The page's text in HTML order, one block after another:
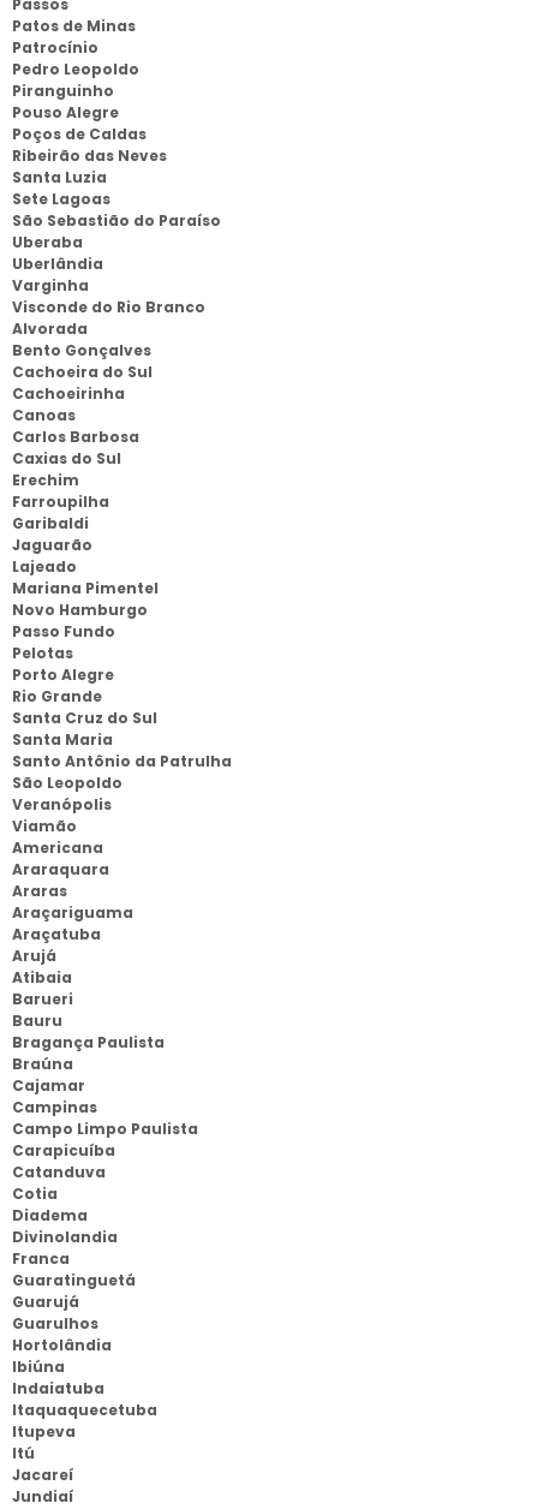
Passos
Patos de Minas
Patrocínio
Pedro Leopoldo
Piranguinho
Pouso Alegre
Poços de Caldas
Ribeirão das Neves
Santa Luzia
Sete Lagoas
São Sebastião do Paraíso
Uberaba
Uberlândia
Varginha
Visconde do Rio Branco
Alvorada
Bento Gonçalves
Cachoeira do Sul
Cachoeirinha
Canoas
Carlos Barbosa
Caxias do Sul
Erechim
Farroupilha
Garibaldi
Jaguarão
Lajeado
Mariana Pimentel
Novo Hamburgo
Passo Fundo
Pelotas
Porto Alegre
Rio Grande
Santa Cruz do Sul
Santa Maria
Santo Antônio da Patrulha
São Leopoldo
Veranópolis
Viamão
Americana
Araraquara
Araras
Araçariguama
Araçatuba
Arujá
Atibaia
Barueri
Bauru
Bragança Paulista
Braúna
Cajamar
Campinas
Campo Limpo Paulista
Carapicuíba
Catanduva
Cotia
Diadema
Divinolandia
Franca
Guaratinguetá
Guarujá
Guarulhos
Hortolândia
Ibiúna
Indaiatuba
Itaquaquecetuba
Itupeva
Itú
Jacareí
Jundiaí